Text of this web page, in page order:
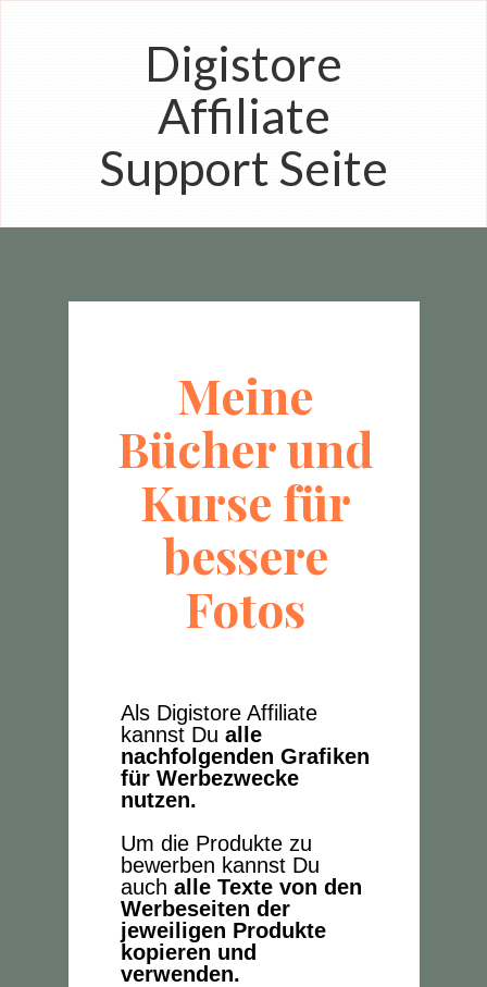
Digistore
Affiliate
Support Seite
Meine
Bücher und
Kurse für
bessere
Fotos
Als Digistore Affiliate
kannst Du alle
nachfolgenden Grafiken
für Werbezwecke
nutzen.
Um die Produkte zu
bewerben kannst Du
auch alle Texte von den
Werbeseiten der
jeweiligen Produkte
kopieren und
verwenden.